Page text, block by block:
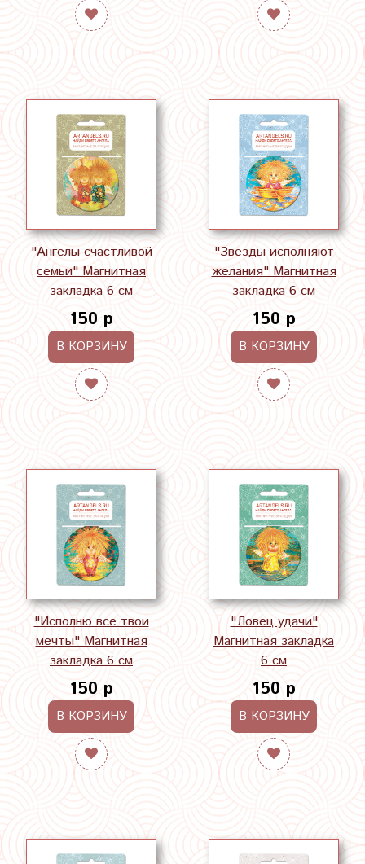
"Ангелы счастливой
семьи" Магнитная
закладка 6 см
150 р
В КОРЗИНУ
"Звезды исполняют
желания" Магнитная
закладка 6 см
150 р
В КОРЗИНУ
"Исполню все твои
мечты" Магнитная
закладка 6 см
150 р
В КОРЗИНУ
"Ловец удачи"
Магнитная закладка
6 см
150 р
В КОРЗИНУ